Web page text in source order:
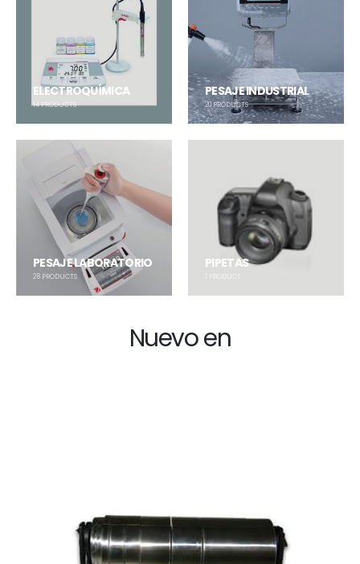
ELECTROQUÍMICA
14PRODUCTS
PESAJE INDUSTRIAL
20 PRODUCTS
PESAJE LABORATORIO
28 PRODUCTS
PIPETAS
Nuevo en